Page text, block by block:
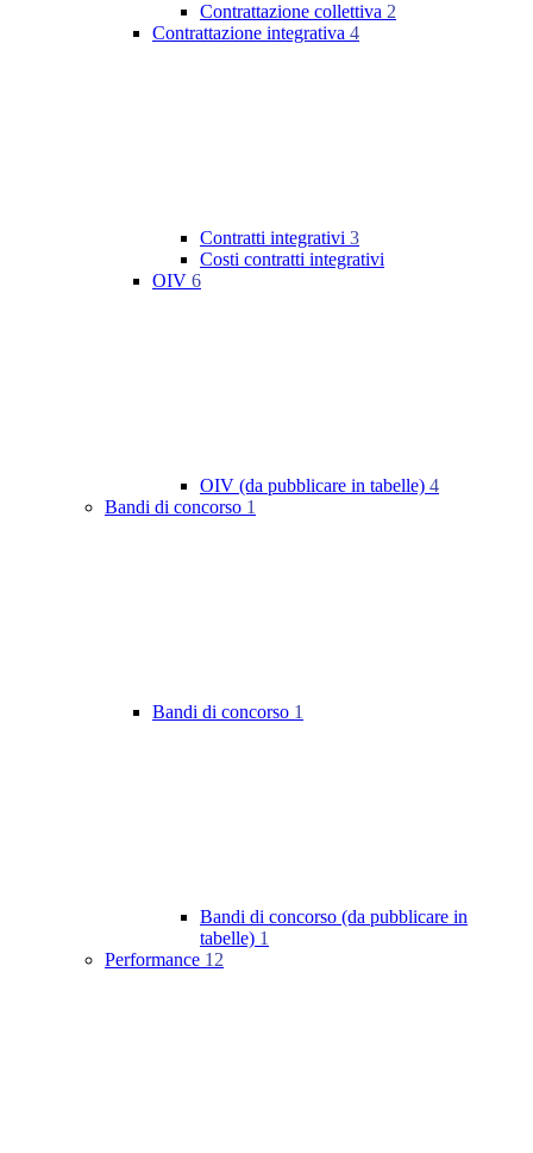
Contrattazione collettiva 2
Contrattazione integrativa 4
Contratti integrativi 3
Costi contratti integrativi
OIV 6
OIV (da pubblicare in tabelle) 4
Bandi di concorso 1
Bandi di concorso 1
Bandi di concorso (da pubblicare in
tabelle) 1
Performance 12